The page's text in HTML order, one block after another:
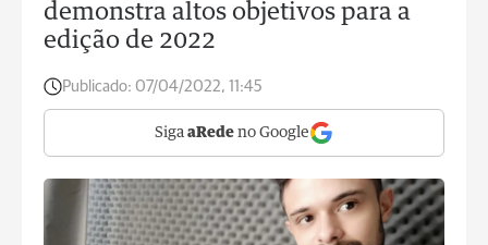
demonstra altos objetivos para a
edição de 2022
Publicado: 07/04/2022, 11:45
Siga aRede no Google